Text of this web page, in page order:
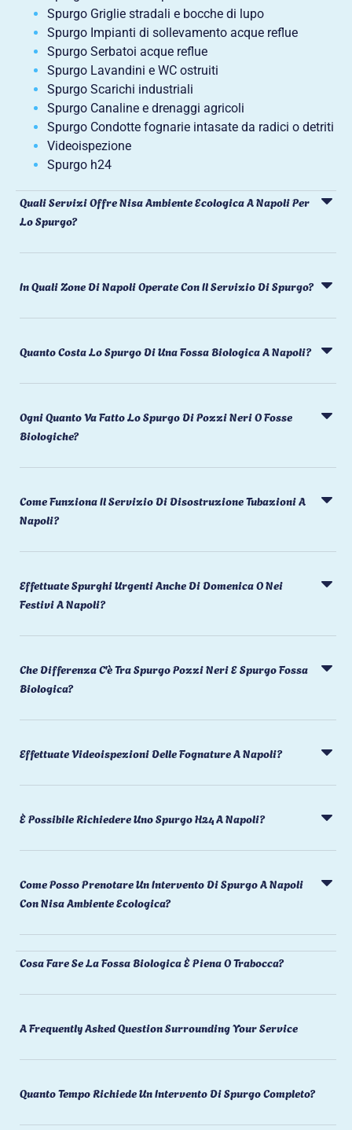
Spurgo Griglie stradali e bocche di lupo
Spurgo Impianti di sollevamento acque reflue
Spurgo Serbatoi acque reflue
Spurgo Lavandini e WC ostruiti
Spurgo Scarichi industriali
Spurgo Canaline e drenaggi agricoli
Spurgo Condotte fognarie intasate da radici o detriti
Videoispezione
Spurgo h24
Quali Servizi Offre Nisa Ambiente Ecologica A Napoli Per
Lo Spurgo?
In Quali Zone Di Napoli Operate Con Il Servizio Di Spurgo?
Quanto Costa Lo Spurgo Di Una Fossa Biologica A Napoli?
Ogni Quanto Va Fatto Lo Spurgo Di Pozzi Neri O Fosse
Biologiche?
Come Funziona Il Servizio Di Disostruzione Tubazioni A
Napoli?
Effettuate Spurghi Urgenti Anche Di Domenica O Nei
Festivi A Napoli?
Che Differenza C'è Tra Spurgo Pozzi Neri E Spurgo Fossa
Biologica?
Effettuate Videoispezioni Delle Fognature A Napoli?
È Possibile Richiedere Uno Spurgo H24 A Napoli?
Come Posso Prenotare Un Intervento Di Spurgo A Napoli
Con Nisa Ambiente Ecologica?
Cosa Fare Se La Fossa Biologica È Piena O Trabocca?
A Frequently Asked Question Surrounding Your Service
Quanto Tempo Richiede Un Intervento Di Spurgo Completo?